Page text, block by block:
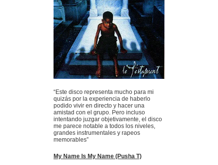
“Este disco representa mucho para mi
quizás por la experiencia de haberlo
podido vivir en directo y hacer una
amistad con el grupo. Pero incluso
intentando juzgar objetivamente, el disco
me parece notable a todos los niveles,
grandes instrumentales y rapeos
memorables”
My Name Is My Name (Pusha T)